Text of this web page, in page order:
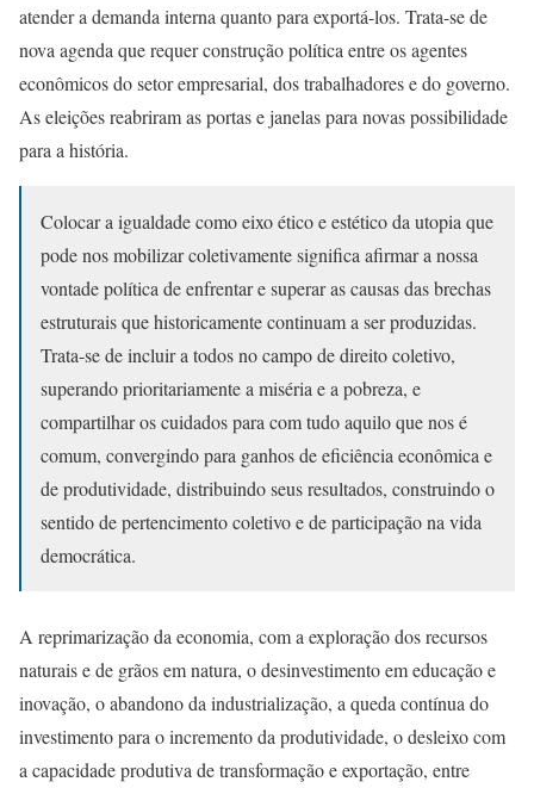
atender a demanda interna quanto para exportá-los. Trata-se de
nova agenda que requer construção política entre os agentes
econômicos do setor empresarial, dos trabalhadores e do governo.
As eleições reabriram as portas e janelas para novas possibilidade
para a história.
Colocar a igualdade como eixo ético e estético da utopia que
pode nos mobilizar coletivamente significa afirmar a nossa
vontade política de enfrentar e superar as causas das brechas
estruturais que historicamente continuam a ser produzidas.
Trata-se de incluir a todos no campo de direito coletivo,
superando prioritariamente a miséria e a pobreza, e
compartilhar os cuidados para com tudo aquilo que nos é
comum, convergindo para ganhos de eficiência econômica e
de produtividade, distribuindo seus resultados, construindo o
sentido de pertencimento coletivo e de participação na vida
democrática.
A reprimarização da economia, com a exploração dos recursos
naturais e de grãos em natura, o desinvestimento em educação e
inovação, o abandono da industrialização, a queda contínua do
investimento para o incremento da produtividade, o desleixo com
a capacidade produtiva de transformação e exportação, entre